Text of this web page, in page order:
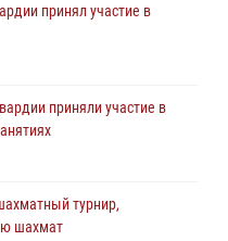
тыла с профессиональным
граждан на южном
Росгвардии Героя России
полномочного
принял участие в
приняли участие в
турнир,
шахмат